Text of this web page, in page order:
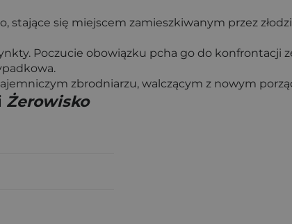
stające się miejscem zamieszkiwanym przez
Poczucie obowiązku pcha go do konfrontacji
zbrodniarzu, walczącym z nowym
Żerowisko